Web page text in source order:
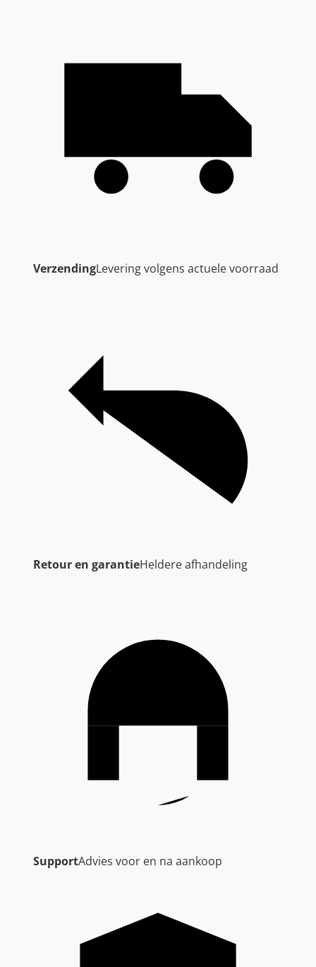
VerzendingLevering volgens actuele voorraad
Retour en garantieHeldere afhandeling
SupportAdvies voor en na aankoop